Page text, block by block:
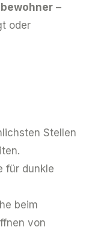
–
oder
Stellen
für dunkle
beim
von